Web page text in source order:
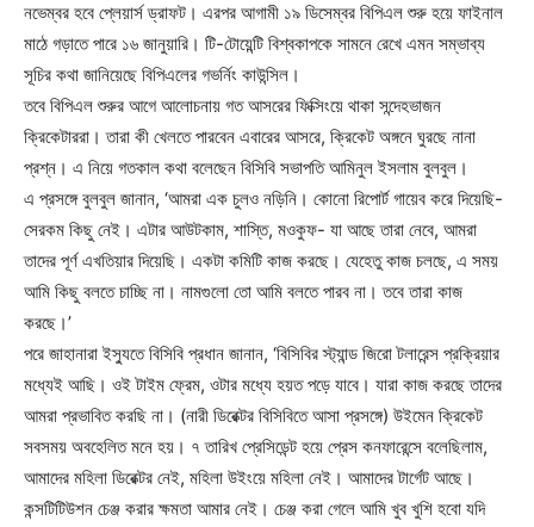
নভেম্বর হবে প্লেয়ার্স ড্রাফট। এরপর আগামী ১৯ ডিসেম্বর বিপিএল শুরু হয়ে ফাইনাল
মাঠে গড়াতে পারে ১৬ জানুয়ারি। টি-টোয়েন্টি বিশ্বকাপকে সামনে রেখে এমন সম্ভাব্য
সূচির কথা জানিয়েছে বিপিএলের গভর্নিং কাউন্সিল।
তবে বিপিএল শুরুর আগে আলোচনায় গত আসরের ফিক্সিংয়ে থাকা সন্দেহভাজন
ক্রিকেটাররা। তারা কী খেলতে পারবেন এবারের আসরে, ক্রিকেট অঙ্গনে ঘুরছে নানা
প্রশ্ন। এ নিয়ে গতকাল কথা বলেছেন বিসিবি সভাপতি আমিনুল ইসলাম বুলবুল।
এ প্রসঙ্গে বুলবুল জানান, ‘আমরা এক চুলও নড়িনি। কোনো রিপোর্ট গায়েব করে দিয়েছি-
সেরকম কিছু নেই। এটার আউটকাম, শাস্তি, মওকুফ- যা আছে তারা নেবে, আমরা
তাদের পূর্ণ এখতিয়ার দিয়েছি। একটা কমিটি কাজ করছে। যেহেতু কাজ চলছে, এ সময়
আমি কিছু বলতে চাচ্ছি না। নামগুলো তো আমি বলতে পারব না। তবে তারা কাজ
করছে।’
পরে জাহানারা ইস্যুতে বিসিবি প্রধান জানান, ‘বিসিবির স্ট্যান্ড জিরো টলারেন্স প্রক্রিয়ার
মধ্যেই আছি। ওই টাইম ফ্রেম, ওটার মধ্যে হয়ত পড়ে যাবে। যারা কাজ করছে তাদের
আমরা প্রভাবিত করছি না। (নারী ডিরেক্টর বিসিবিতে আসা প্রসঙ্গে) উইমেন ক্রিকেট
সবসময় অবহেলিত মনে হয়। ৭ তারিখ প্রেসিডেন্ট হয়ে প্রেস কনফারেন্সে বলেছিলাম,
আমাদের মহিলা ডিরেক্টর নেই, মহিলা উইংয়ে মহিলা নেই। আমাদের টার্গেট আছে।
কন্সটিটিউশন চেঞ্জ করার ক্ষমতা আমার নেই। চেঞ্জ করা গেলে আমি খুব খুশি হবো যদি